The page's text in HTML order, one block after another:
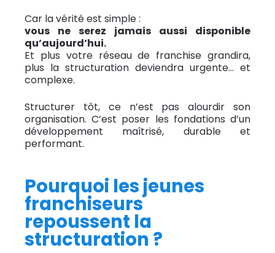
Car la vérité est simple :
vous ne serez jamais aussi disponible
qu’aujourd’hui.
Et plus votre réseau de franchise grandira,
plus la structuration deviendra urgente… et
complexe.
Structurer tôt, ce n’est pas alourdir son
organisation. C’est poser les fondations d’un
développement maîtrisé, durable et
performant.
Pourquoi les jeunes
franchiseurs
repoussent la
structuration ?